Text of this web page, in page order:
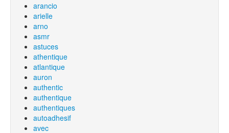
arancio
arielle
arno
asmr
astuces
athentique
atlantique
auron
authentic
authentique
authentiques
autoadhesif
avec